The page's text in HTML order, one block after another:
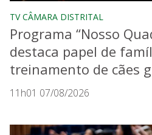
TV CÂMARA DISTRITAL
Programa “Nosso
destaca papel de
treinamento de cães
11h01 07/08/2026